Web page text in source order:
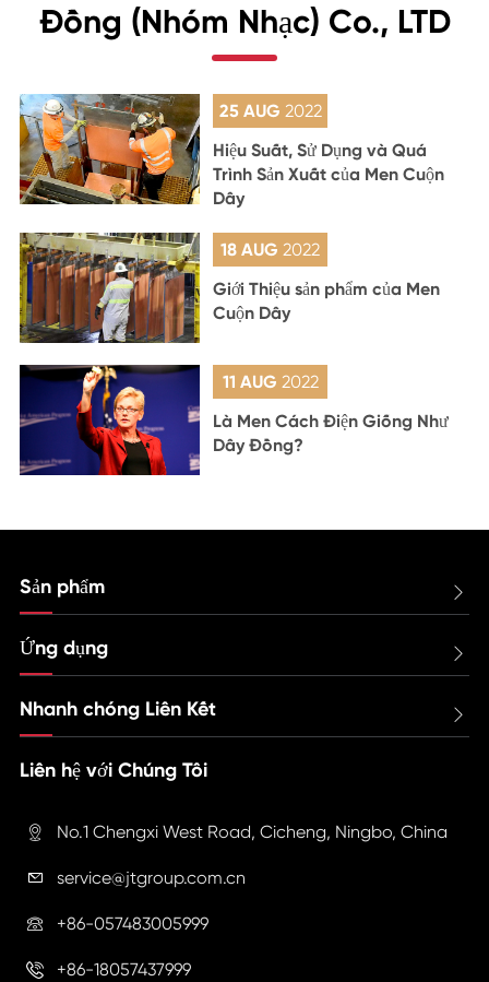
Đồng (Nhóm Nhạc) Co., LTD
25 AUG 2022
Hiệu Suất, Sử Dụng và Quá
Trình Sản Xuất của Men Cuộn
Dây
18 AUG 2022
Giới Thiệu sản phẩm của Men
Cuộn Dây
11 AUG 2022
Là Men Cách Điện Giống Như
Dây Đồng?
Sản phẩm 
Ứng dụng 
Nhanh chóng Liên Kết 
Liên hệ với Chúng Tôi
 No.1 Chengxi West Road, Cicheng, Ningbo, China
 service@jtgroup.com.cn
 +86-057483005999
 +86-18057437999